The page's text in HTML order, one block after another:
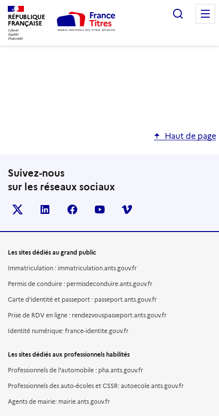
RÉPUBLIQUE
FRANÇAISE
Haut de page
Suivez-nous
sur les réseaux sociaux
X (anciennement TWITTER)
LINKEDINFACEBOOKYOUTUBEVIMEO
Les sites dédiés au grand public
Immatriculation : immatriculation.ants.gouv.fr
Permis de conduire : permisdeconduire.ants.gouv.fr
Carte d'identité et passeport : passeport.ants.gouv.fr
Prise de RDV en ligne : rendezvouspasseport.ants.gouv.fr
Identité numérique: france-identite.gouv.fr
Les sites dédiés aux professionnels habilités
Professionnels de l'automobile : pha.ants.gouv.fr
Professionnels des auto-écoles et CSSR: autoecole.ants.gouv.fr
Agents de mairie: mairie.ants.gouv.fr